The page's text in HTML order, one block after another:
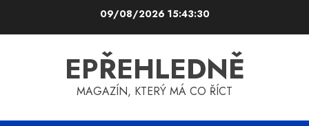
09/08/202615:43:31
EPŘEHLEDNĚ
MAGAZÍN, KTERÝ MÁ CO ŘÍCT